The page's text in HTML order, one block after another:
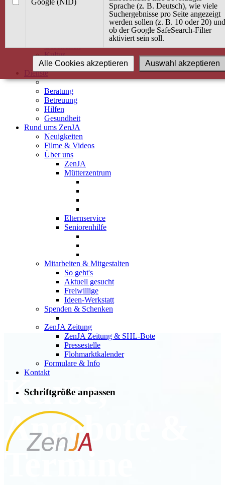
Gesundheit
Kultur
Alle Kurse
Dienste
Beratung
Betreuung
Hilfen
Gesundheit
Rund ums ZenJA
Neuigkeiten
Filme & Videos
Über uns
ZenJA
Mütterzentrum
Elternservice
Seniorenhilfe
Mitarbeiten & Mitgestalten
So geht's
Aktuell gesucht
Freiwillige
Ideen-Werkstatt
Spenden & Schenken
ZenJA Zeitung
ZenJA Zeitung & SHL-Bote
Pressestelle
Flohmarktkalender
Formulare & Info
Kontakt
Schriftgröße anpassen
Kurse,
Angebote &
Termine
Google (NID)
Sprache (z. B. Deutsch), wie viele
Suchergebnisse pro Seite angezeigt
werden sollen (z. B. 10 oder 20) und
ob der Google SafeSearch-Filter
aktiviert sein soll.
Auswahl akzeptieren
Alle Cookies akzeptieren